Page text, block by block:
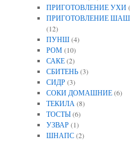
ПРИГОТОВЛЕНИЕ УХИ
ПРИГОТОВЛЕНИЕ
(12)
ПУНШ(4)
РОМ(10)
САКЕ(2)
СБИТЕНЬ(3)
СИДР(3)
СОКИ ДОМАШНИЕ(6)
ТЕКИЛА(8)
ТОСТЫ(6)
УЗВАР(1)
ШНАПС(2)